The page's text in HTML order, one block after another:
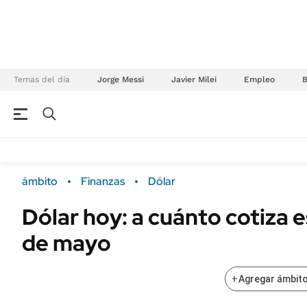
Temas del día Jorge Messi Javier Milei Empleo
Campo
FINANZAS
Sustentabilidad
POLÍTICA
ámbito Finanzas Dólar
Dólar hoy: a cuánto cotiza
de mayo
+Agregar